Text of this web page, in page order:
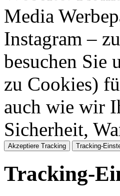
Media
Instagram –
besuchen Sie
zu Cookies)
auch wie wir
Sicherheit,
Akzeptiere Tracking Tracking-
Tracking-